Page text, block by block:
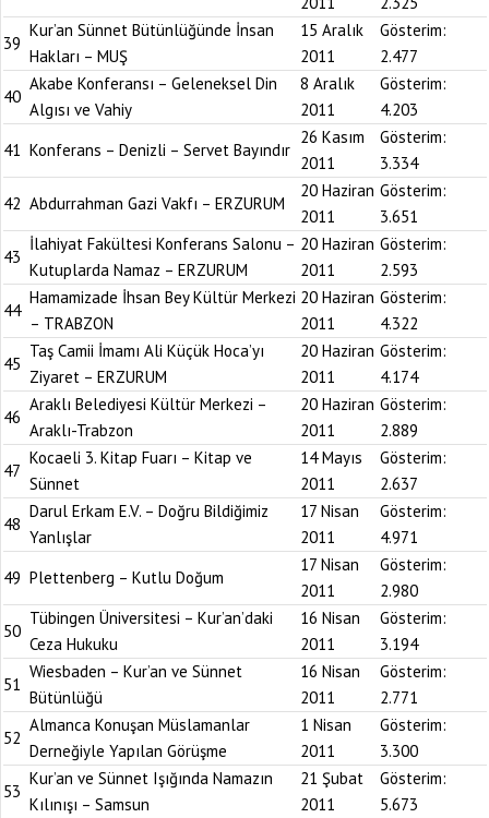
39
Kur’an Sünnet Bütünlüğünde İnsan
Hakları – MUŞ
15 Aralık
2011
Gösterim:
2.477
40
Akabe Konferansı – Geleneksel Din
Algısı ve Vahiy
8 Aralık
2011
Gösterim:
4.203
41 Konferans – Denizli – Servet Bayındır
26 Kasım
2011
Gösterim:
3.334
42 Abdurrahman Gazi Vakfı – ERZURUM
20 Haziran
2011
Gösterim:
3.651
43
İlahiyat Fakültesi Konferans Salonu –
Kutuplarda Namaz – ERZURUM
20 Haziran
2011
Gösterim:
2.593
44
Hamamizade İhsan Bey Kültür Merkezi
– TRABZON
20 Haziran
2011
Gösterim:
4.322
45
Taş Camii İmamı Ali Küçük Hoca’yı
Ziyaret – ERZURUM
20 Haziran
2011
Gösterim:
4.174
46
Araklı Belediyesi Kültür Merkezi –
Araklı-Trabzon
20 Haziran
2011
Gösterim:
2.889
47
Kocaeli 3. Kitap Fuarı – Kitap ve
Sünnet
14 Mayıs
2011
Gösterim:
2.637
48
Darul Erkam E.V. – Doğru Bildiğimiz
Yanlışlar
17 Nisan
2011
Gösterim:
4.971
49 Plettenberg – Kutlu Doğum
17 Nisan
2011
Gösterim:
2.980
50
Tübingen Üniversitesi – Kur’an’daki
Ceza Hukuku
16 Nisan
2011
Gösterim:
3.194
51
Wiesbaden – Kur’an ve Sünnet
Bütünlüğü
16 Nisan
2011
Gösterim:
2.771
52
Almanca Konuşan Müslamanlar
Derneğiyle Yapılan Görüşme
1 Nisan
2011
Gösterim:
3.300
53
Kur’an ve Sünnet Işığında Namazın
Kılınışı – Samsun
21 Şubat
2011
Gösterim:
5.673